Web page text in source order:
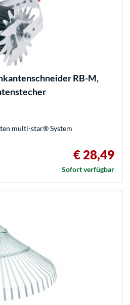
RB-M,
multi-star® System
€ 28,49
Sofort verfügbar